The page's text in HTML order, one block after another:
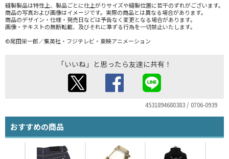
縫製製品は特性上、製品ごとに仕上がりサイズや縫製位置に若干のずれがございます。
商品の写真および画像はイメージです。実際の商品とは異なる場合があります。
商品のデザイン・仕様・発売日などは予告なく変更となる場合があります。
画像・テキストの無断転載、及びそれに準ずる行為を一切禁止いたします。
©尾田栄一郎／集英社・フジテレビ・東映アニメーション
「いいね」と思ったら友達に共有！
4531894680383 / 0706-0939
おすすめの商品